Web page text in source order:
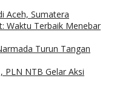
Aceh, Sumatera
Waktu Terbaik Menebar
Turun Tangan
PLN NTB Gelar Aksi